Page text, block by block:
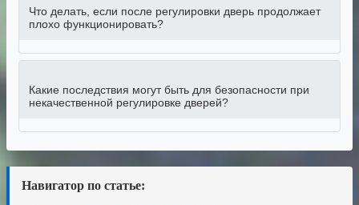
Что делать, если после регулировки дверь продолжает
плохо функционировать?
Какие последствия могут быть для безопасности при
некачественной регулировке дверей?
Навигатор по статье: